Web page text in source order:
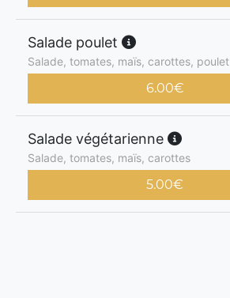
Salade poulet
Salade, tomates, maïs, carottes, poulet
6.00€
Salade végétarienne
Salade, tomates, maïs, carottes
5.00€